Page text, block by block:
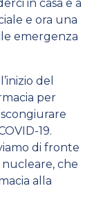
in casa e a
e ora una
emergenza
del
per
19.
di fronte
nucleare, che
alla